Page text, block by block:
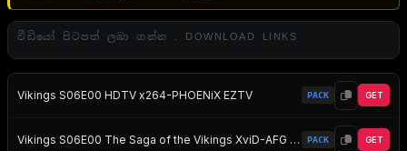
වීඩියෝ පිටපත් ලබා ගන්න . DOWNLOAD LINKS
Vikings S06E00 HDTV x264-PHOENiX EZTV PACK GET
Vikings S06E00 The Saga of the Vikings XviD-AFG EZTV PACK GET